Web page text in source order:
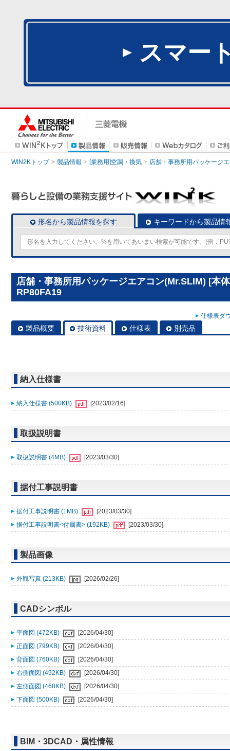
スマー
WIN2Kトップ 製品情報 [業務用]空調・換気 店舗・事務所用パッケージ
形名から製品情報を探す キーワードから製品情
店舗・事務所用パッケージエアコン(Mr.SLIM) [本
RP80FA19
仕様表ダ
製品概要 技術資料 仕様表 別売品
納入仕様書
納入仕様書 (500KB) [2023/02/16]
取扱説明書
取扱説明書 (4MB) [2023/03/30]
据付工事説明書
据付工事説明書 (1MB)
[2023/03/30]
据付工事説明書<付属書> (192KB)
[2023/03/30]
製品画像
外観写真 (213KB) [2026/02/26]
CADシンボル
平面図 (472KB)
[2026/04/30]
正面図 (799KB)
[2026/04/30]
背面図 (760KB)
[2026/04/30]
右側面図 (492KB)
[2026/04/30]
左側面図 (468KB)
[2026/04/30]
下面図 (500KB)
[2026/04/30]
BIM・3DCAD・属性情報